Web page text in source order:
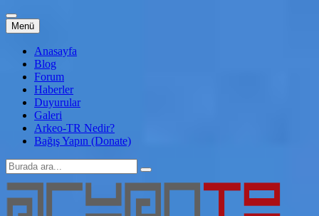
Menü İçeriğe
atla
Anasayfa
Blog
Forum
Haberler
Duyurular
Galeri
Arkeo-TR Nedir?
Bağış Yapın (Donate)
Arama: